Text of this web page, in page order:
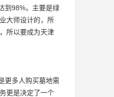
到98%，主要是绿
大师设计的，所
所以要成为天津
更多人购买墓地需
更是决定了一个